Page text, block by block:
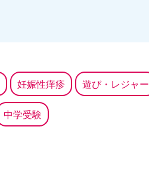
妊娠性痒疹 遊び・レジャー
中学受験